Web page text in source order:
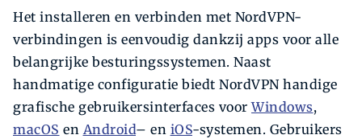
Het installeren en verbinden met NordVPN-
verbindingen is eenvoudig dankzij apps voor alle
belangrijke besturingssystemen. Naast
handmatige configuratie biedt NordVPN handige
grafische gebruikersinterfaces voorWindows,
macOS en Android– en iOS-systemen. Gebruikers